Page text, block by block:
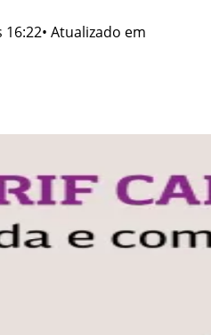
16:22• Atualizado em